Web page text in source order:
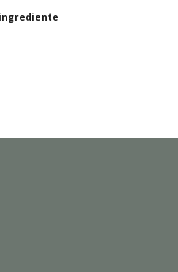
ingrediente